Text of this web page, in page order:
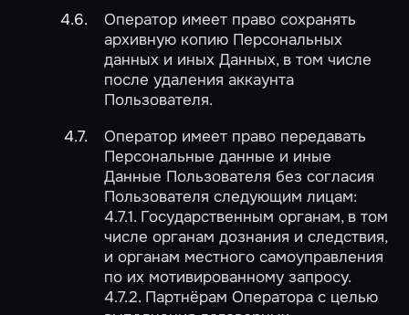
Оператор имеет право сохранять
архивную копию Персональных
данных и иных Данных, в том числе
после удаления аккаунта
Пользователя.
Оператор имеет право передавать
Персональные данные и иные
Данные Пользователя без согласия
Пользователя следующим лицам:
4.7.1. Государственным органам, в том
числе органам дознания и следствия,
и органам местного самоуправления
по их мотивированному запросу.
4.7.2. Партнёрам Оператора c целью